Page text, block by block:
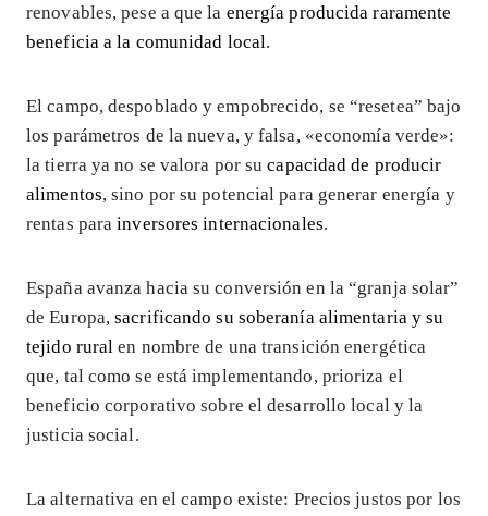
renovables, pese a que la energía producida raramente
beneficia a la comunidad local.
El campo, despoblado y empobrecido, se “resetea” bajo
los parámetros de la nueva, y falsa, «economía verde»:
la tierra ya no se valora por sucapacidad de producir
alimentos, sino por su potencial para generar energía y
rentas parainversores internacionales.
España avanza hacia su conversión en la “granja solar”
de Europa,sacrificando su soberanía alimentaria y su
tejido rural en nombre de una transición energética
que, tal como se está implementando, prioriza el
beneficio corporativo sobre el desarrollo local y la
justicia social.
La alternativa en el campo existe: Precios justos por los